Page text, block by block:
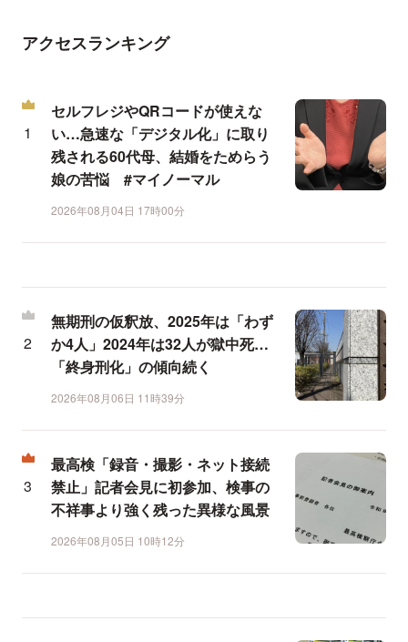
アクセスランキング
セルフレジやQRコードが使えな
い…急速な「デジタル化」に取り
残される60代母、結婚をためらう
娘の苦悩 #マイノーマル
2026年08月04日 17時00分
無期刑の仮釈放、2025年は「わず
か4人」2024年は32人が獄中死…
「終身刑化」の傾向続く
2026年08月06日 11時39分
最高検「録音・撮影・ネット接続
禁止」記者会見に初参加、検事の
不祥事より強く残った異様な風景
2026年08月05日 10時12分